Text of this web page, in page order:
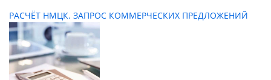
РАСЧЁТ НМЦК. ЗАПРОС КОММЕРЧЕСКИХ ПРЕДЛОЖЕНИЙ